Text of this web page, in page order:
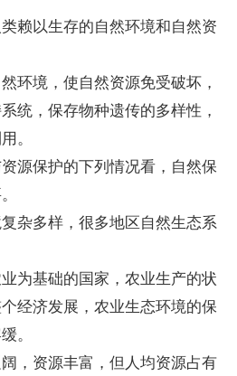
以生存的自然环境和自然资
境，使自然资源免受破坏，
统，保存物种遗传的多样性，
。
保护的下列情况看，自然保
多样，很多地区自然生态系
基础的国家，农业生产的状
经济发展，农业生态环境的保
。
资源丰富，但人均资源占有